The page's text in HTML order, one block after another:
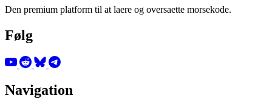
Den premium platform til at laere og oversaette morsekode.
Følg
Navigation